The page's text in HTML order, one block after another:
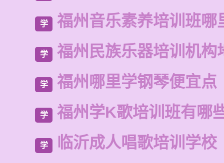
学 福州音乐素养培训班哪
学 福州民族乐器培训机构
学 福州哪里学钢琴便宜点
学 福州学K歌培训班有哪
学 临沂成人唱歌培训学校